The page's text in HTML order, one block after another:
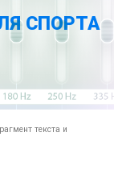
СПОРТА
текста и